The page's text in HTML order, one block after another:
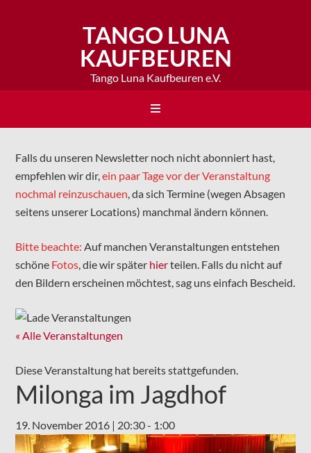
TANGO LUNA
KAUFBEUREN
Tango Luna Kaufbeuren e.V.
Falls du unseren Newsletter noch nicht abonniert hast,
empfehlen wir dir,ein paar Tage vor der Veranstaltung
nochmal reinzuschauen, da sich Termine (wegen Absagen
seitens unserer Locations) manchmal ändern können.
Bitte beachte: Auf manchen Veranstaltungen entstehen
schöne Fotos, die wir später hierteilen. Falls du nicht auf
den Bildern erscheinen möchtest, sag uns einfach Bescheid.
« Alle Veranstaltungen
Diese Veranstaltung hat bereits stattgefunden.
Milonga im Jagdhof
19. November 2016 | 20:30- 1:00